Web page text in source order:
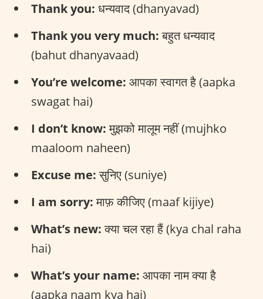
Thank you: धन्यवाद (dhanyavad)
Thank you very much:बहुत धन्यवाद
(bahut dhanyavaad)
You’re welcome: आपका स्वागत है (aapka
swagat hai)
I don’t know:मुझको मालूम नहीं (mujhko
maaloom naheen)
Excuse me:सुनिए (suniye)
I am sorry:माफ़ कीजिए (maaf kijiye)
What’s new:क्या चल रहा हैं (kya chal raha
hai)
What’s your name: आपका नाम क्या है
(aapka naam kya hai)